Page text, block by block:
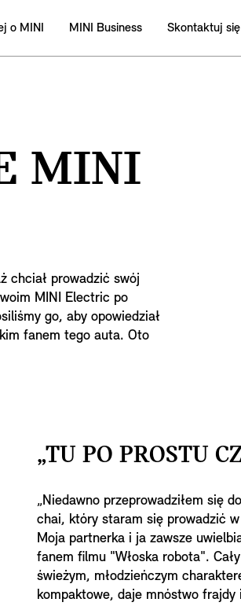
o MINI MINI Business Skontaktuj
MINI
chciał prowadzić swój
MINI Electric po
go, aby opowiedział
fanem tego auta. Oto
„TU PO PROSTU
„Niedawno przeprowadziłem się
chai, który staram się prowadzić
Moja partnerka i ja zawsze
fanem filmu "Włoska robota".
świeżym, młodzieńczym
kompaktowe, daje mnóstwo